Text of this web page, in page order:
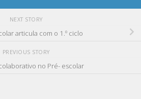
NEXT STORY
articula com o 1.º ciclo
PREVIOUS STORY
no Pré- escolar